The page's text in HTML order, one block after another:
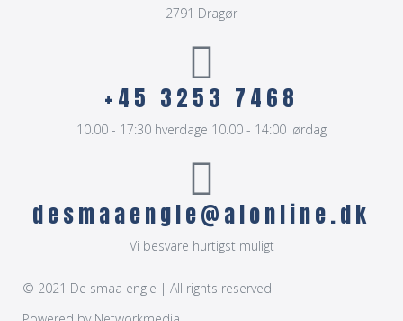
2791 Dragør
+45 3253 7468
10.00 - 17:30 hverdage 10.00 - 14:00 lørdag
desmaaengle@alonline.dk
Vi besvare hurtigst muligt
© 2021 De smaa engle | All rights reserved